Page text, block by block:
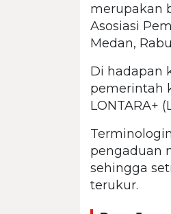
merupakan
Asosiasi
Medan,
Di hadapan
pemerintah
LONTARA+
pengaduan
sehingga
terukur.